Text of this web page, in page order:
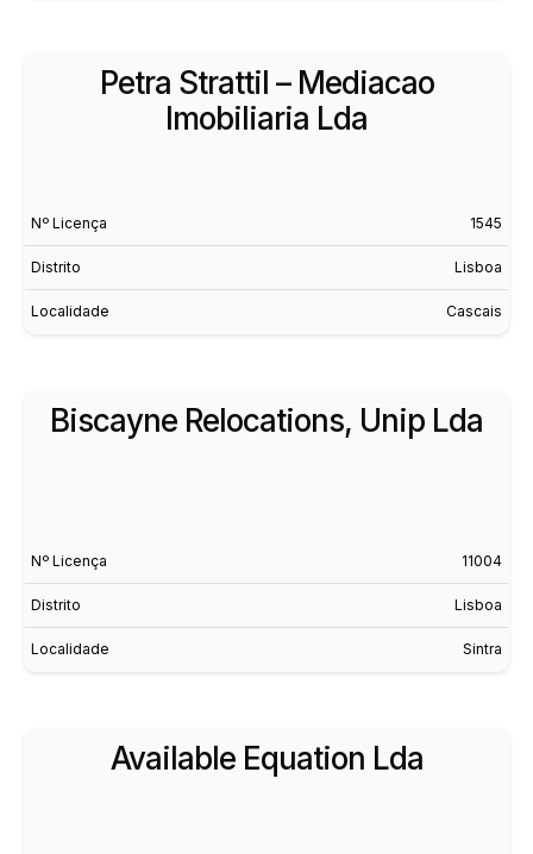
Petra Strattil – Mediacao
Imobiliaria Lda
Nº Licença 1545
Distrito Lisboa
Localidade Cascais
Biscayne Relocations, Unip Lda
Nº Licença 11004
Distrito Lisboa
Localidade Sintra
Available Equation Lda